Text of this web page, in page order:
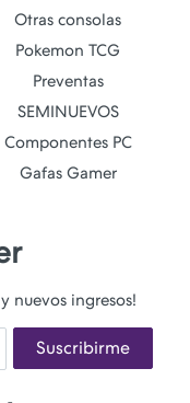
Otras consolas
Pokemon TCG
Preventas
SEMINUEVOS
Componentes PC
Gafas Gamer
nuevos ingresos!
Suscribirme